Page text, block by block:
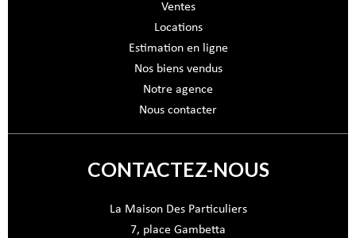
Ventes
Locations
Estimation en ligne
Nos biens vendus
Notre agence
Nous contacter
CONTACTEZ-NOUS
La Maison Des Particuliers
7, place Gambetta